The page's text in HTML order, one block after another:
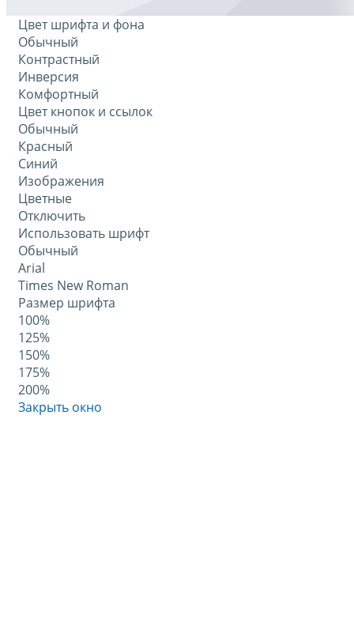
Цвет шрифта и фона
Обычный
Контрастный
Инверсия
Комфортный
Цвет кнопок и ссылок
Обычный
Красный
Синий
Изображения
Цветные
Отключить
Использовать шрифт
Обычный
Arial
Times New Roman
Размер шрифта
100%
125%
150%
175%
200%
Закрыть окно